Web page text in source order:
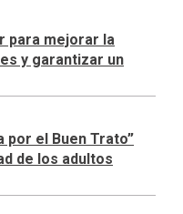
para mejorar la
y garantizar un
por el Buen Trato”
de los adultos